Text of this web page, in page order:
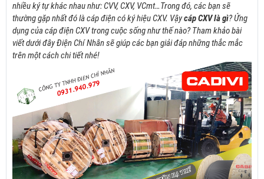
nhiềuký tự khác nhau như: CVV, CXV, VCmt…Trong đó, các bạn sẽ
thường gặp nhất đó là cáp điện có ký hiệu CXV. Vậycáp CXV là gì? Ứng
dụng của cáp điện CXV trong cuộc sống như thế nào? Tham khảo bài
viết dưới đây Điện Chí Nhân sẽ giúp các bạn giải đáp những thắc mắc
trên một cách chi tiết nhé!